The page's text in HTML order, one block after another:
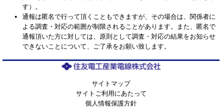
す）。
通報は匿名で行って頂くこともできますが、その場合は、関係者に
よる調査・対応の範囲が制限されることがあります。また、匿名で
通報頂いた方に対しては、原則として調査・対応の結果をお知らせ
できないことについて、ご了承をお願い致します。
サイトマップ
サイトご利用にあたって
個人情報保護方針